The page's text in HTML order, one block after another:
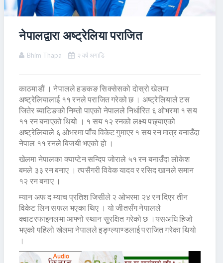
नेपालद्वारा अष्ट्रेलिया पराजित
Bhim Thapa २ वर्ष अगाडि
काठमाडाैं । नेपालले हङकङ सिक्सेसको दोस्रो खेलमा
अष्ट्रेलियालाई ११ रनले पराजित गरेको छ । अष्ट्रेलियाले टस
जितेर ब्याटिङको निम्तो पाएको नेपालले निर्धारित ६ ओभरमा १ सय
११ रन बनाएको थियो । १ सय १२ रनको लक्ष्य पछ्याएको
अष्ट्रेलियाले ६ ओभरमा पाँच विकेट गुमाएर १ सय रन मात्र बनाउँदा
नेपाल ११ रनले बिजयी भएको हो ।
खेलमा नेपालका क्याप्टेन सन्दिप जोराले ५१ रन बनाउँदा लोकेश
बमले ३३ रन बनाए । त्यसैगरी विवेक यादव र रसिद खानले समान
१२ रन बनाए ।
म्यान अफ द म्याच प्रतिश जिसीले २ ओभरमा २४ रन दिएर तीन
विकेट लिन सफल भएका थिए । यो जीतसँग नेपालले
क्वाटरफाइनलमा आफ्नो स्थान सुरक्षित गरेको छ ।यसअघि हिजो
भएको पहिलो खेलमा नेपालले इङ्ग्ल्याण्डलाई पराजित गरेका थियो
।